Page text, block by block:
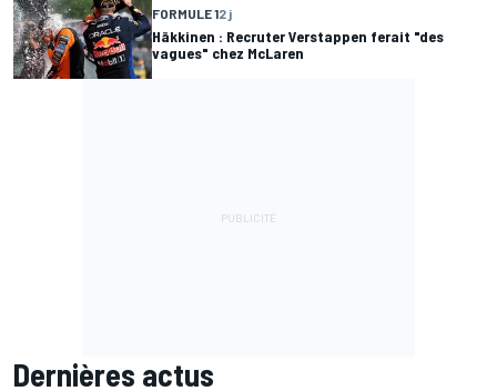
FORMULE 12 j
Häkkinen : Recruter Verstappen ferait "des
vagues" chez McLaren
Dernières actus